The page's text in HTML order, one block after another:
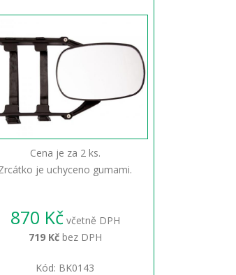
Cena je za 2 ks.
je uchyceno gumami.
870 Kč včetně DPH
719 Kčbez DPH
Kód: BK0143